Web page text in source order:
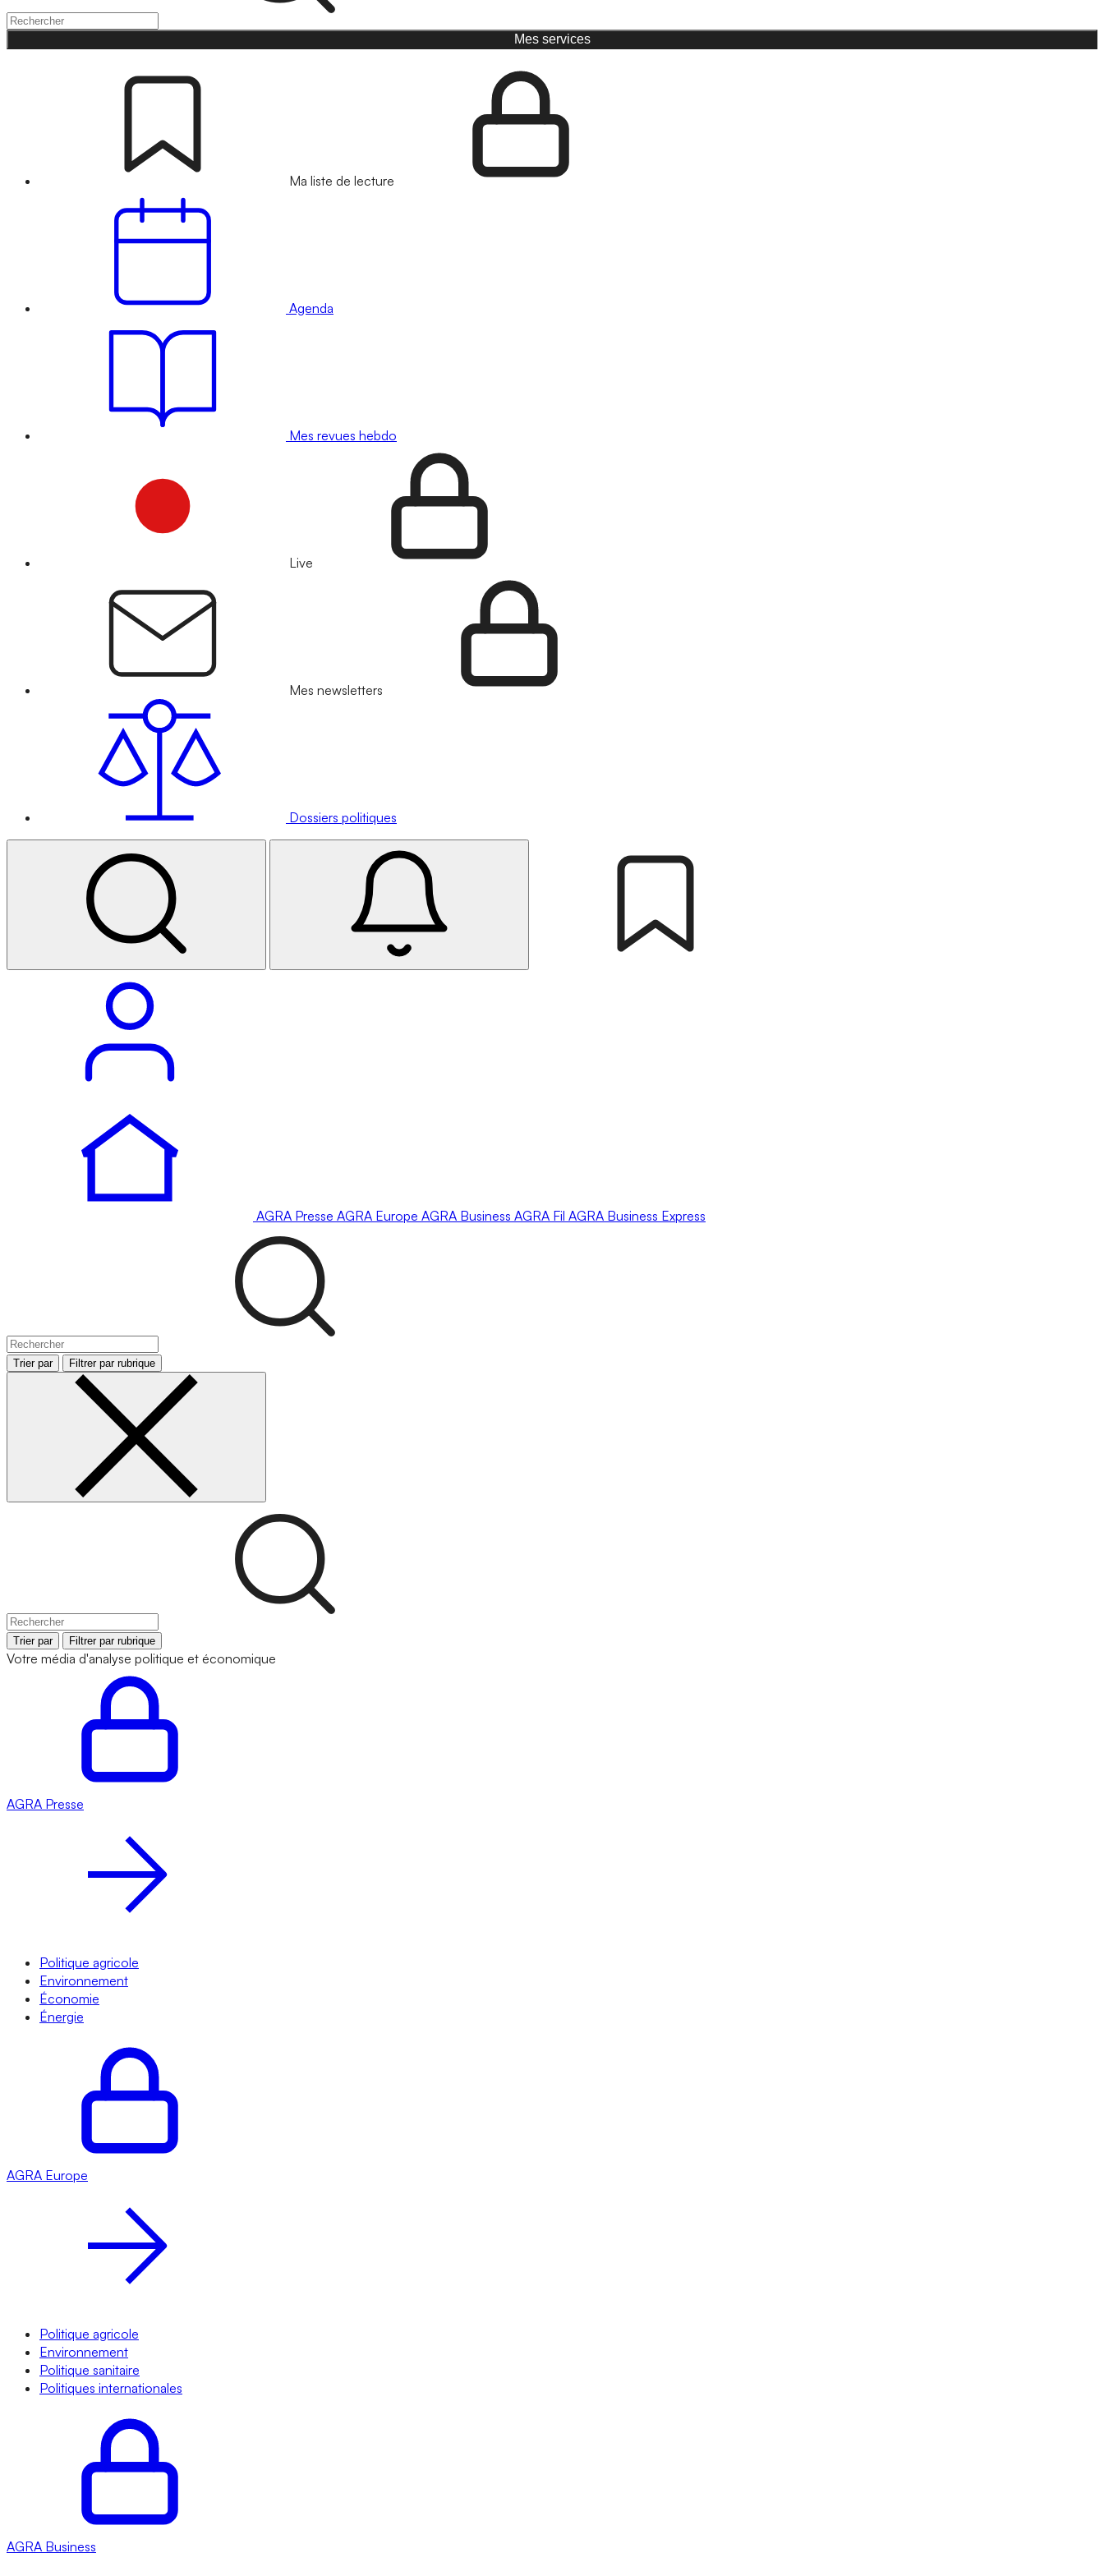
Mes services
Ma liste de lecture
Agenda
Mes revues hebdo
Live
Mes newsletters
Dossiers politiques
AGRA Presse AGRA Europe AGRA Business AGRA Fil AGRA Business Express
Trier par Filtrer par rubrique
Trier par Filtrer par rubrique
Votre média d'analyse politique et économique
AGRA Presse
Politique agricole
Environnement
Économie
Énergie
AGRA Europe
Politique agricole
Environnement
Politique sanitaire
Politiques internationales
AGRA Business